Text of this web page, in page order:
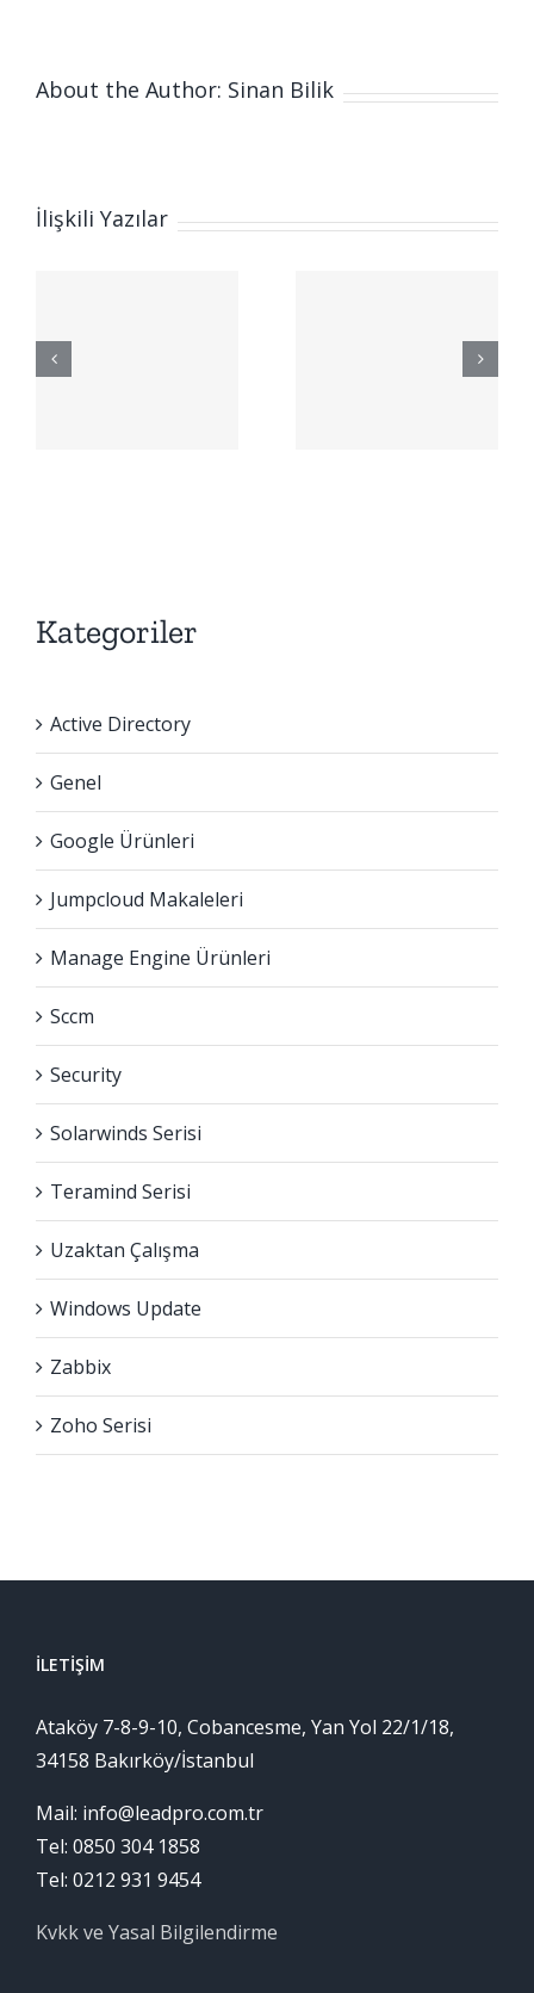
About the Author: Sinan Bilik
İlişkili Yazılar
İç Tehdit ve
Kategoriler
Active Directory
Genel
Google Ürünleri
Jumpcloud Makaleleri
Manage Engine Ürünleri
Sccm
Security
Solarwinds Serisi
Teramind Serisi
Uzaktan Çalışma
Windows Update
Zabbix
Zoho Serisi
İLETIŞIM
Ataköy 7-8-9-10, Cobancesme, Yan Yol 22/1/18,
34158 Bakırköy/İstanbul
Mail: info@leadpro.com.tr
Tel: 0850 304 1858
Tel: 0212 931 9454
Kvkk ve Yasal Bilgilendirme